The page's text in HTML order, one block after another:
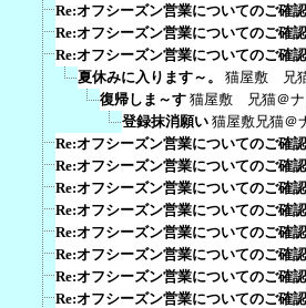
Re:オフシーズン営業についてのご確認
Re:オフシーズン営業についてのご確認
Re:オフシーズン営業についてのご確認
夏休みに入ります～。
猫屋敷 兄
復帰しま～す 猫屋敷 兄猫＠ナ
登録抹消願い 猫屋敷兄猫＠
Re:オフシーズン営業についてのご確認
Re:オフシーズン営業についてのご確認
Re:オフシーズン営業についてのご確認
Re:オフシーズン営業についてのご確認
Re:オフシーズン営業についてのご確認
Re:オフシーズン営業についてのご確認
Re:オフシーズン営業についてのご確認
Re:オフシーズン営業についてのご確認